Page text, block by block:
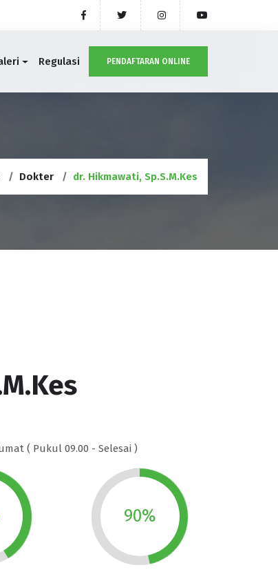
Regulasi PENDAFTARAN ONLINE
Dokter dr. Hikmawati, Sp.S.M.Kes
( Pukul 09.00 - Selesai )
90%